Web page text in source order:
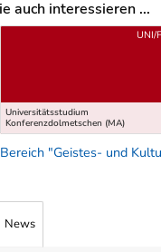
auch interessieren ...
Universitätsstudium
Konferenzdolmetschen (MA)
UNI/
"Geistes- und
News